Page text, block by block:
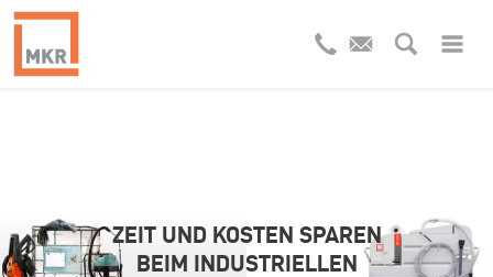
ZEIT UND KOSTEN SPAREN
BEIM INDUSTRIELLEN
WUSSTEN SIE SCHON,
DASS MAN WASCHWASSER